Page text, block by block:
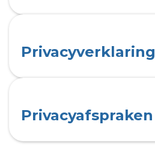
Privacyverklaring
Privacyafspraken